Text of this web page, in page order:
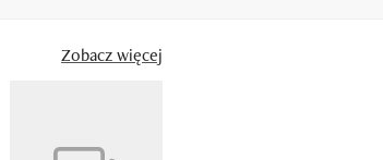
Zobacz więcej